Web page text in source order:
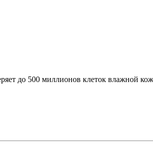
до 500 миллионов клеток влажной